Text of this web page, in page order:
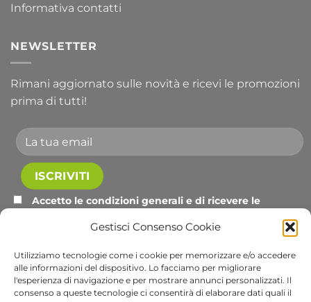
Gestisci Consenso Cookie
Utilizziamo tecnologie come i cookie per memorizzare e/o accedere
alle informazioni del dispositivo. Lo facciamo per migliorare
l'esperienza di navigazione e per mostrare annunci personalizzati. Il
consenso a queste tecnologie ci consentirà di elaborare dati quali il
Informativa contatti
NEWSLETTER
Rimani aggiornato sulle novità e ricevi le promozioni
prima di tutti!
Accetto le condizioni generali e di ricevere le
Visa PayPal Stripe MasterCard
Cash
Apple